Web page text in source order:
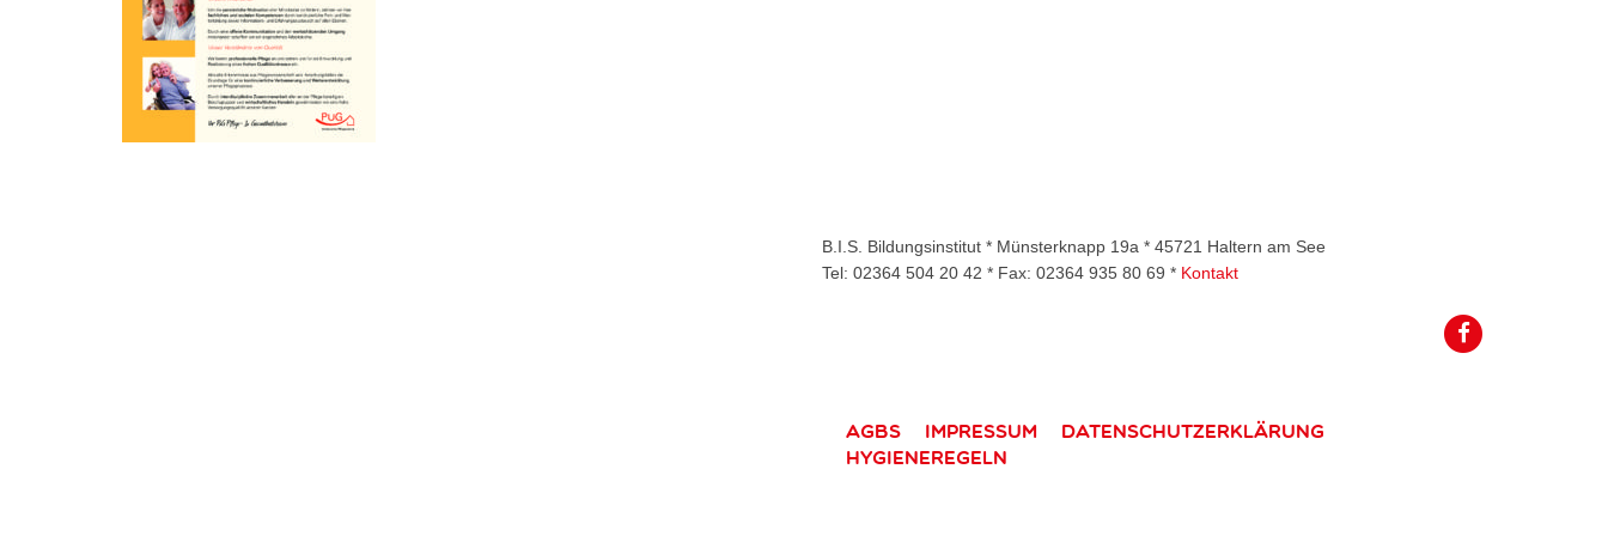
B.I.S. Bildungsinstitut * Münsterknapp 19a * 45721 Haltern am See
Tel: 02364 504 20 42 * Fax: 02364 935 80 69 * Kontakt
AGBs Impressum
Datenschutzerklärung
Hygieneregeln